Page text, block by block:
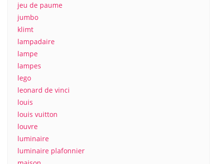
jeu de paume
jumbo
klimt
lampadaire
lampe
lampes
lego
leonard de vinci
louis
louis vuitton
louvre
luminaire
luminaire plafonnier